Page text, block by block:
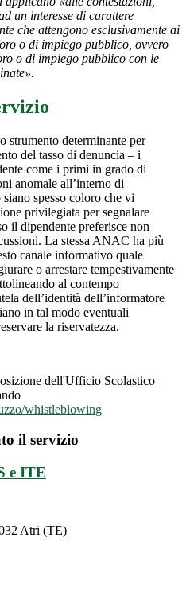
un interesse di carattere
che attengono esclusivamente ai
o di impiego pubblico, ovvero
o di impiego pubblico con le
strumento determinante per
del tasso di denuncia – i
come i primi in grado di
anomale all’interno di
spesso coloro che vi
privilegiata per segnalare
il dipendente preferisce non
La stessa ANAC ha più
canale informativo quale
o arrestare tempestivamente
al contempo
dell’identità dell’informatore
in tal modo eventuali
la riservatezza.
dell'Ufficio Scolastico
whistleblowing
il servizio
e ITE
Atri (TE)